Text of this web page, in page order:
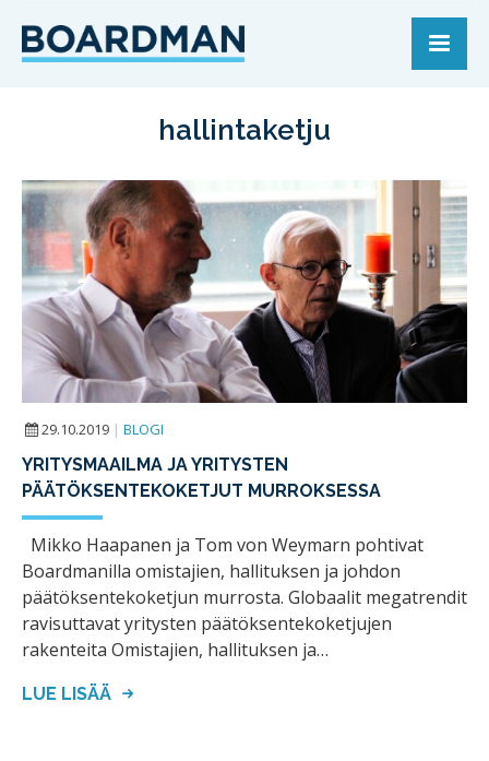
hallintaketju
29.10.2019 | BLOGI
YRITYSMAAILMA JA YRITYSTEN
PÄÄTÖKSENTEKOKETJUT MURROKSESSA
Mikko Haapanen ja Tom von Weymarn pohtivat
Boardmanilla omistajien, hallituksen ja johdon
päätöksentekoketjun murrosta. Globaalit megatrendit
ravisuttavat yritysten päätöksentekoketjujen
rakenteita Omistajien, hallituksen ja…
LUE LISÄÄ